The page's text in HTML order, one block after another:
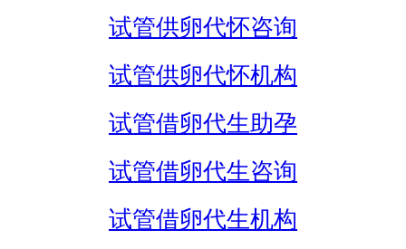
试管供卵代怀咨询
试管供卵代怀机构
试管借卵代生助孕
试管借卵代生咨询
试管借卵代生机构